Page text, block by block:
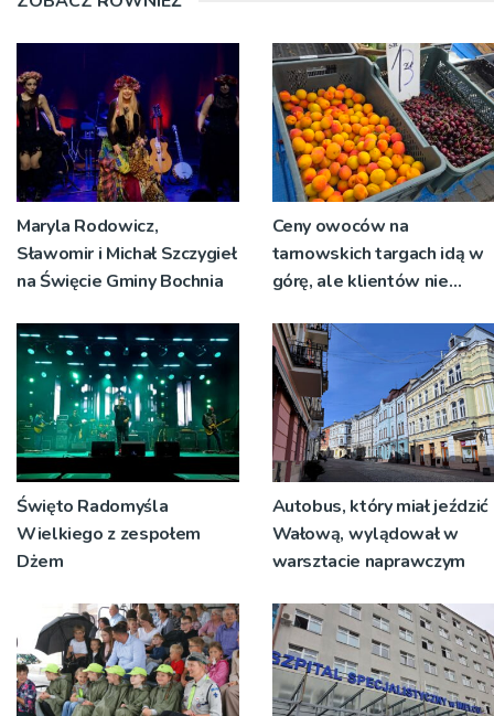
Maryla Rodowicz,
Sławomir i Michał Szczygieł
na Święcie Gminy Bochnia
Ceny owoców na
tarnowskich targach idą w
górę, ale klientów nie
Święto Radomyśla
Wielkiego z zespołem
Dżem
Autobus, który miał jeździć
Wałową, wylądował w
warsztacie naprawczym